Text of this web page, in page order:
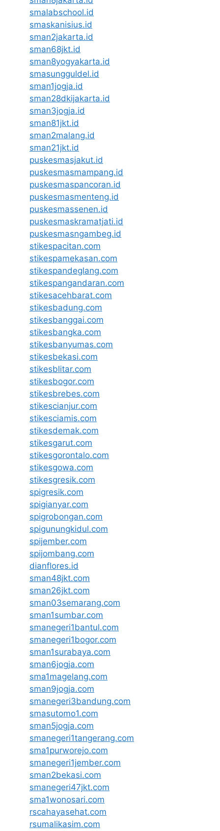
smalabschool.id
smaskanisius.id
sman2jakarta.id
sman68jkt.id
sman8yogyakarta.id
smasungguldel.id
sman1jogja.id
sman28dkijakarta.id
sman3jogja.id
sman81jkt.id
sman2malang.id
sman21jkt.id
puskesmasjakut.id
puskesmasmampang.id
puskesmaspancoran.id
puskesmasmenteng.id
puskesmassenen.id
puskesmaskramatjati.id
puskesmasngambeg.id
stikespacitan.com
stikespamekasan.com
stikespandeglang.com
stikespangandaran.com
stikesacehbarat.com
stikesbadung.com
stikesbanggai.com
stikesbangka.com
stikesbanyumas.com
stikesbekasi.com
stikesblitar.com
stikesbogor.com
stikesbrebes.com
stikescianjur.com
stikesciamis.com
stikesdemak.com
stikesgarut.com
stikesgorontalo.com
stikesgowa.com
stikesgresik.com
spigresik.com
spigianyar.com
spigrobongan.com
spigunungkidul.com
spijember.com
spijombang.com
dianflores.id
sman48jkt.com
sman26jkt.com
sman03semarang.com
sman1sumbar.com
smanegeri1bantul.com
smanegeri1bogor.com
sman1surabaya.com
sman6jogja.com
sma1magelang.com
sman9jogja.com
smanegeri3bandung.com
smasutomo1.com
sman5jogja.com
smanegeri1tangerang.com
sma1purworejo.com
smanegeri1jember.com
sman2bekasi.com
smanegeri47jkt.com
sma1wonosari.com
rscahayasehat.com
rsumalikasim.com